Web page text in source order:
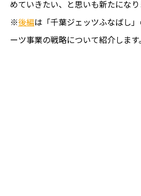
めていきたい、と思いも新たになり
※後編は「千葉ジェッツふなばし
ーツ事業の戦略について紹介します。